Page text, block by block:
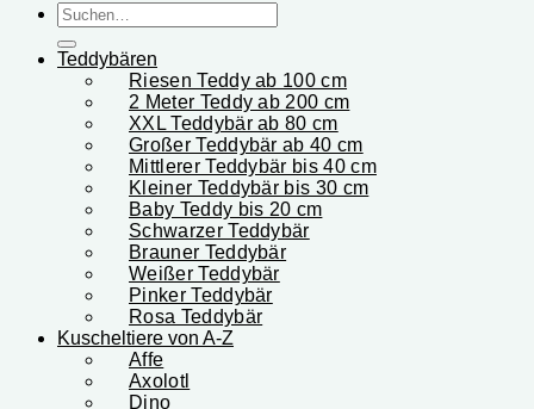
Suchen
nach:
Teddybären
Riesen Teddy ab 100 cm
2 Meter Teddy ab 200 cm
XXL Teddybär ab 80 cm
Großer Teddybär ab 40 cm
Mittlerer Teddybär bis 40 cm
Kleiner Teddybär bis 30 cm
Baby Teddy bis 20 cm
Schwarzer Teddybär
Brauner Teddybär
Weißer Teddybär
Pinker Teddybär
Rosa Teddybär
Kuscheltiere von A-Z
Affe
Axolotl
Dino